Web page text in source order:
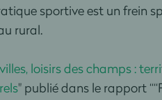
sportive est un frein
rural.
loisirs des champs :
" publié dans le rapport